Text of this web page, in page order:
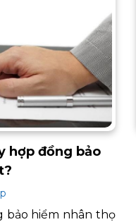
hợp đồng bảo
bảo hiểm nhân thọ